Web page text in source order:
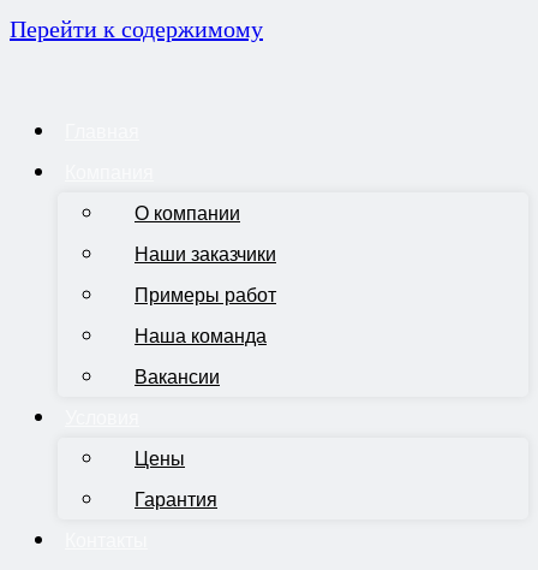
Перейти к содержимому
О компании
Наши заказчики
Примеры работ
Наша команда
Вакансии
Цены
Гарантия